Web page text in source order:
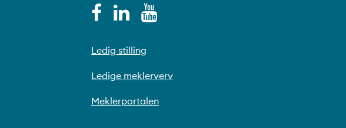
Ledig stilling
Ledige meklerverv
Meklerportalen